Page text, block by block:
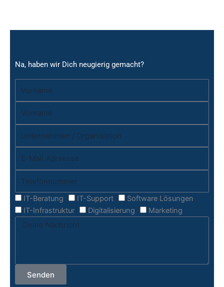
Na, haben wir Dich neugierig gemacht?
IT-Beratung IT-Support
Software Lösungen
IT-Infrastruktur
Digitalisierung Marketing
Senden